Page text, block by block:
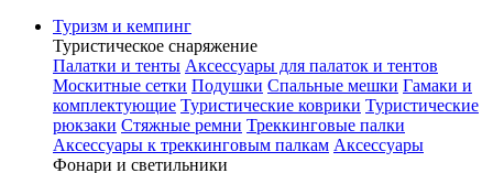
Туризм и кемпинг
Туристическое снаряжение
Палатки и тенты Аксессуары для палаток и тентов
Москитные сетки Подушки Спальные мешки Гамаки и
комплектующие Туристические коврики Туристические
рюкзаки Стяжные ремни Треккинговые палки
Аксессуары к треккинговым палкам Аксессуары
Фонари и светильники